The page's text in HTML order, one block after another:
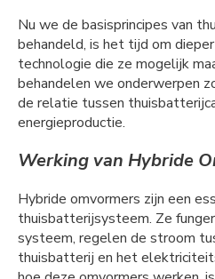
Nu we de basisprincipes van
behandeld, is het tijd om
technologie die ze mogelijk
behandelen we onderwerpen
de relatie tussen
energieproductie.
Werking van Hybride
Hybride omvormers zijn een
thuisbatterijsysteem. Ze
systeem, regelen de stroom
thuisbatterij en het